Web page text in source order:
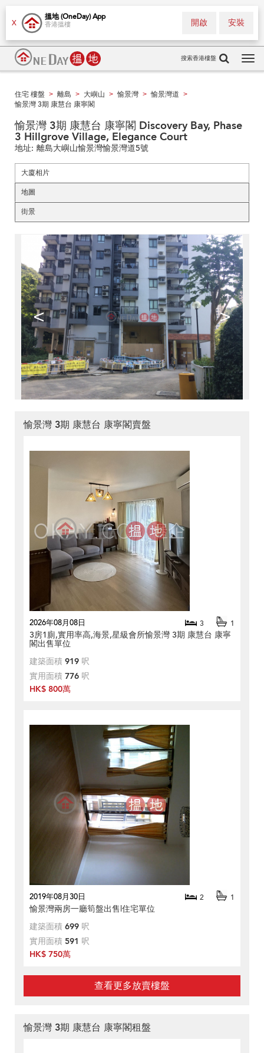
X
搵地 (OneDay) App
香港搵樓 安裝
開啟
搜索香港樓盤
住宅 樓盤 > 離島 > 大嶼山 > 愉景灣 > 愉景灣道 >
愉景灣 3期 康慧台 康寧閣
愉景灣 3期 康慧台 康寧閣 Discovery Bay, Phase
3 Hillgrove Village, Elegance Court
地址: 離島大嶼山愉景灣愉景灣道5號
大廈相片
地圖
街景
< >
愉景灣 3期 康慧台 康寧閣賣盤
2026年08月08日 3 1
3房1廁,實用率高,海景,星級會所愉景灣 3期 康慧台 康寧
閣出售單位
建築面積 919 呎
實用面積 776 呎
HK$ 800萬
2019年08月30日 2 1
愉景灣兩房一廳筍盤出售|住宅單位
建築面積 699 呎
實用面積 591 呎
HK$ 750萬
查看更多放賣樓盤
愉景灣 3期 康慧台 康寧閣租盤